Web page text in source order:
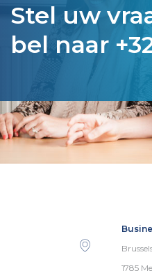
Stel uw
bel naar
1785